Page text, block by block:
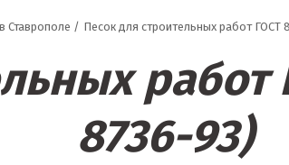
Ставрополе / Песок для строительных работ ГОСТ
работ
8736-93)